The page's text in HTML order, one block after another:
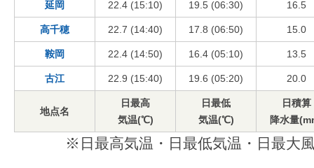
延岡 22.4 (15:10) 19.5 (06:30) 16.5
高千穂 22.7 (14:40) 17.8 (06:50) 15.0
鞍岡 22.4 (14:50) 16.4 (05:10) 13.5
古江 22.9 (15:40) 19.6 (05:20) 20.0
地点名
日最高
気温(℃)
日最低
気温(℃)
日積算
降水量
※日最高気温・日最低気温・日最大